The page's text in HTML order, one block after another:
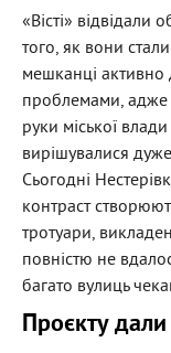
«Вісті» відвідали
того, як вони
мешканці активно
проблемами, адже
руки міської
вирішувалися
Сьогодні
контраст
тротуари,
повністю не
багато вулиць
Проєкту